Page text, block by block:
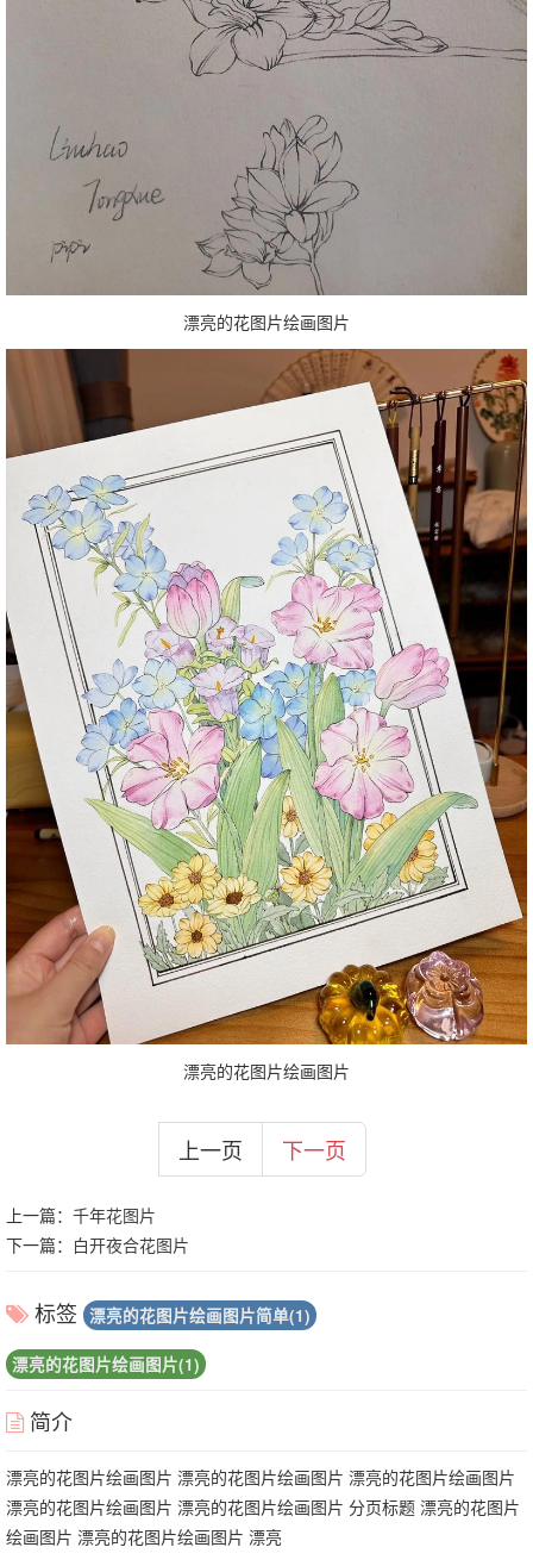
漂亮的花图片绘画图片
漂亮的花图片绘画图片
上一页 下一页
上一篇： 千年花图片
下一篇： 白开夜合花图片
标签 漂亮的花图片绘画图片简单(1)
漂亮的花图片绘画图片(1)
简介
漂亮的花图片绘画图片 漂亮的花图片绘画图片 漂亮的花图片绘画图片
漂亮的花图片绘画图片 漂亮的花图片绘画图片 分页标题 漂亮的花图片
绘画图片 漂亮的花图片绘画图片 漂亮